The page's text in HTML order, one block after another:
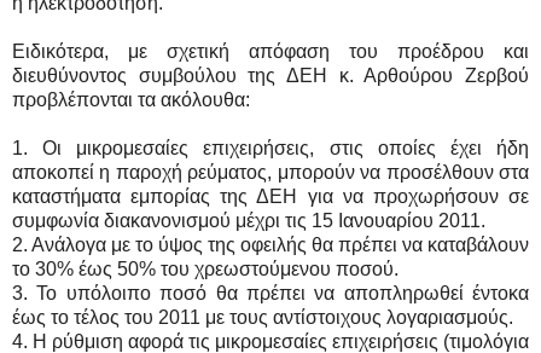
Ειδικότερα, με σχετική απόφαση του προέδρου και
διευθύνοντος συμβούλου της ΔΕΗ κ. Αρθούρου Ζερβού
προβλέπονται τα ακόλουθα:
1. Οι μικρομεσαίες επιχειρήσεις, στις οποίες έχει ήδη
αποκοπεί η παροχή ρεύματος, μπορούν να προσέλθουν στα
καταστήματα εμπορίας της ΔΕΗ για να προχωρήσουν σε
συμφωνία διακανονισμού μέχρι τις 15 Ιανουαρίου 2011.
2. Ανάλογα με το ύψος της οφειλής θα πρέπει να καταβάλουν
το 30% έως 50% του χρεωστούμενου ποσού.
3. Το υπόλοιπο ποσό θα πρέπει να αποπληρωθεί έντοκα
έως το τέλος του 2011 με τους αντίστοιχους λογαριασμούς.
4. Η ρύθμιση αφορά τις μικρομεσαίες επιχειρήσεις (τιμολόγια